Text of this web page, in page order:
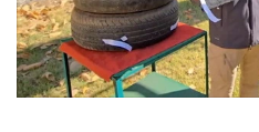
• Management & HR
• MGR Live
• Infographic